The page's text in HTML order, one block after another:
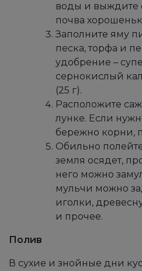
воды и выждите
почва
Заполните яму
песка, торфа и
удобрение –
сернокислый
(25 г).
Расположите
лунке. Если
бережно корни,
Обильно
земля осядет,
него можно
мульчи можно
иголки,
и прочее.
Полив
В сухие и знойные дни